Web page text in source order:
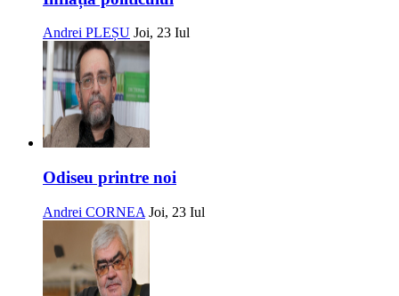
Andrei PLEȘU Joi, 23 Iul
Odiseu printre noi
Andrei CORNEA Joi, 23 Iul